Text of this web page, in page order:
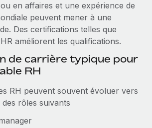
en affaires et une expérience de
peuvent mener à une
Des certifications telles que
améliorent les qualifications.
de carrière typique pour
RH
RH peuvent souvent évoluer vers
rôles suivants